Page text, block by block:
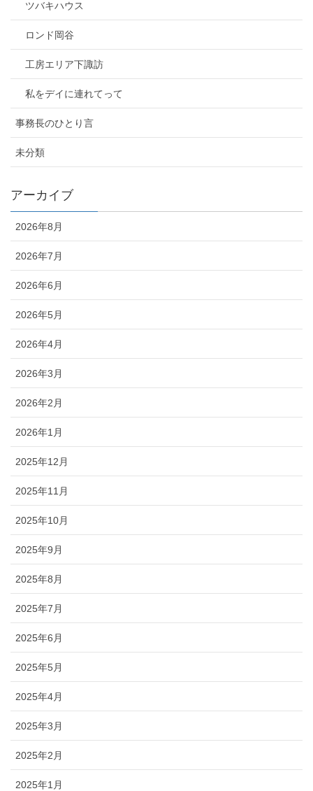
ツバキハウス
ロンド岡谷
工房エリア下諏訪
私をデイに連れてって
事務長のひとり言
未分類
アーカイブ
2026年8月
2026年7月
2026年6月
2026年5月
2026年4月
2026年3月
2026年2月
2026年1月
2025年12月
2025年11月
2025年10月
2025年9月
2025年8月
2025年7月
2025年6月
2025年5月
2025年4月
2025年3月
2025年2月
2025年1月